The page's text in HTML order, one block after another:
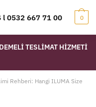
l 0532 667 71 00 0
TESLİMAT HİZMETİ
Rehberi: Hangi ILUMA Size